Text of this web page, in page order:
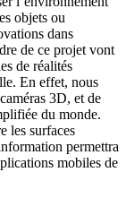
objets ou
dans
de ce projet vont
de réalités
En effet, nous
3D, et de
du monde.
les surfaces
permettra
mobiles de